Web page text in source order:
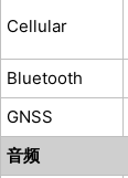
Cellular
Bluetooth
GNSS
音频